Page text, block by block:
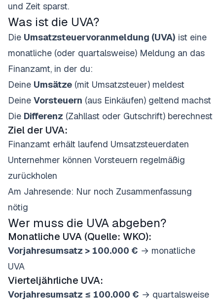
und Zeit sparst.
Was ist die UVA?
Die Umsatzsteuervoranmeldung (UVA) ist eine
monatliche (oder quartalsweise) Meldung an das
Finanzamt, in der du:
Deine Umsätze (mit Umsatzsteuer) meldest
Deine Vorsteuern (aus Einkäufen) geltend machst
Die Differenz (Zahllast oder Gutschrift) berechnest
Ziel der UVA:
Finanzamt erhält laufend Umsatzsteuerdaten
Unternehmer können Vorsteuern regelmäßig
zurückholen
Am Jahresende: Nur noch Zusammenfassung
nötig
Wer muss die UVA abgeben?
Monatliche UVA (Quelle: WKO):
Vorjahresumsatz > 100.000 € → monatliche
UVA
Vierteljährliche UVA:
Vorjahresumsatz ≤ 100.000 € → quartalsweise